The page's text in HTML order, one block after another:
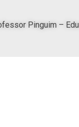
Pinguim –